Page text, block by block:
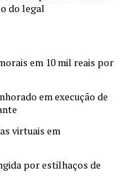
do legal
em 10 mil reais por
em execução de
virtuais em
por estilhaços de